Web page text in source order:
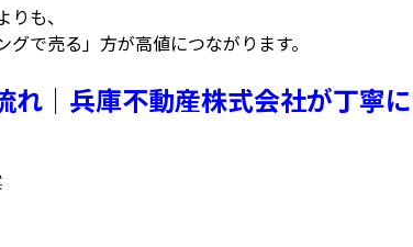
りも、
グで売る」方が高値につながります。
れ｜兵庫不動産株式会社が丁寧